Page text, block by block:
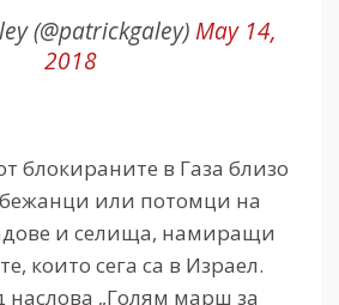
(@patrickgaley)May 14,
2018
блокираните в Газа близо
или потомци на
и селища, намиращи
които сега са в Израел.
наслова „Голям марш за